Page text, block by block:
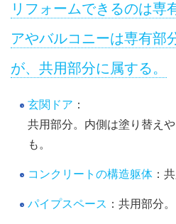
リフォームできるのは専
アやバルコニーは専有部
が、共用部分に属する。
玄関ドア ：
共用部分。内側は塗り替え
も。
コンクリートの構造躯体：共
パイプスペース ：共用部分。